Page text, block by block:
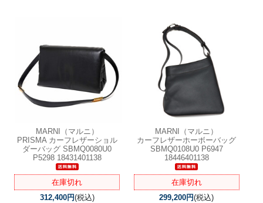
MARNI（マルニ）
PRISMA カーフレザーショル
ダーバッグ SBMQ0080U0
P5298 18431401138
在庫切れ
312,400円(税込)
MARNI（マルニ）
カーフレザーホーボーバッグ
SBMQ0108U0 P6947
18446401138
在庫切れ
299,200円(税込)